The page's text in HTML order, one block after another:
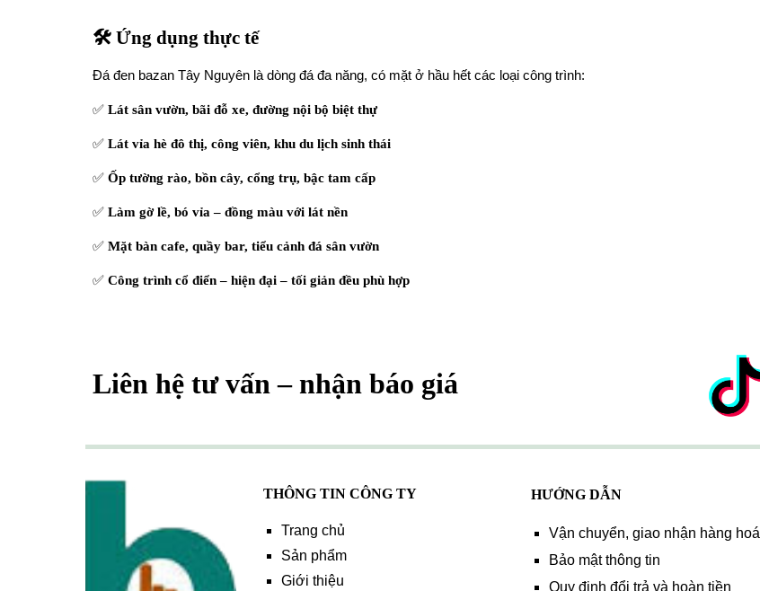
🛠 Ứng dụng thực tế
Đá đen bazan Tây Nguyên là dòng đá đa năng, có mặt ở hầu hết các loại công trình:
✅ Lát sân vườn, bãi đỗ xe, đường nội bộ biệt thự
✅ Lát vỉa hè đô thị, công viên, khu du lịch sinh thái
✅ Ốp tường rào, bồn cây, cổng trụ, bậc tam cấp
✅ Làm gờ lề, bó vỉa – đồng màu với lát nền
✅ Mặt bàn cafe, quầy bar, tiểu cảnh đá sân vườn
✅ Công trình cổ điển – hiện đại – tối giản đều phù hợp
Liên hệ tư vấn – nhận báo giá
THÔNG TIN CÔNG TY
Trang chủ
Sản phẩm
Giới thiệu
HƯỚNG DẪN
Vận chuyển, giao nhận hàng hoá
Bảo mật thông tin
Quy định đổi trả và hoàn tiền